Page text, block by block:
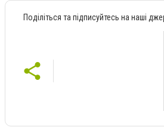
Поділіться та підписуйтесь на наші